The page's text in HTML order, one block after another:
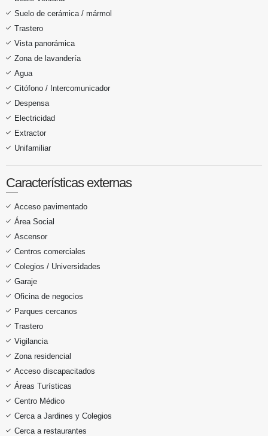
Suelo de cerámica / mármol
Trastero
Vista panorámica
Zona de lavandería
Agua
Citófono / Intercomunicador
Despensa
Electricidad
Extractor
Unifamiliar
Características externas
Acceso pavimentado
Área Social
Ascensor
Centros comerciales
Colegios / Universidades
Garaje
Oficina de negocios
Parques cercanos
Trastero
Vigilancia
Zona residencial
Acceso discapacitados
Áreas Turísticas
Centro Médico
Cerca a Jardines y Colegios
Cerca a restaurantes